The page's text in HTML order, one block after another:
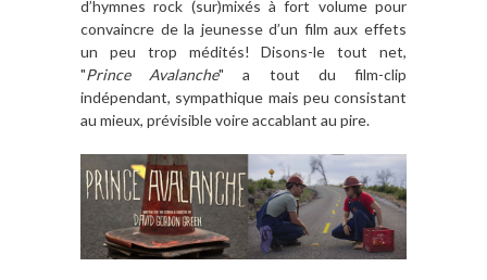
d’hymnes rock (sur)mixés à fort volume pour
convaincre de la jeunesse d’un film aux effets
un peu trop médités! Disons-le tout net,
"Prince Avalanche" a tout du film-clip
indépendant, sympathique mais peu consistant
au mieux, prévisible voire accablant au pire.